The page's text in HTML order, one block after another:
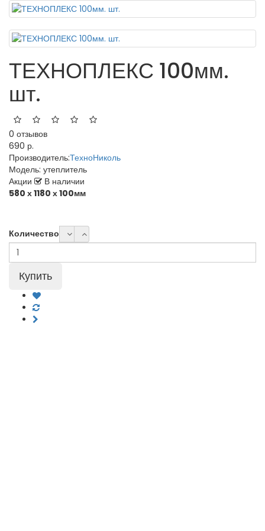
ТЕХНОПЛЕКС 100мм.
шт.
0 отзывов
690 р.
Производитель:ТехноНиколь
Модель: утеплитель
Акции
В наличии
580 х 1180 х 100мм
Количество